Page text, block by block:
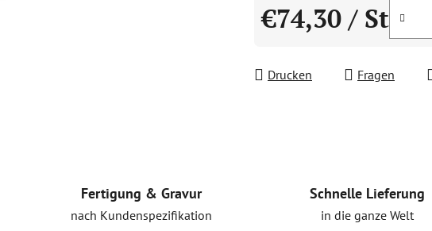
€74,30 / St
Drucken
Fragen
Fertigung & Gravur
nach Kundenspezifikation
Schnelle Lieferung
in die ganze Welt